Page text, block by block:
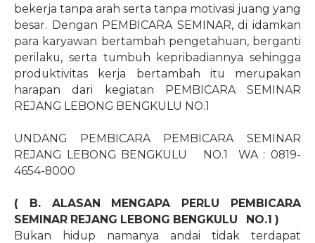
bekerja tanpa arah serta tanpa motivasi juang yang
besar. Dengan PEMBICARA SEMINAR, di idamkan
para karyawan bertambah pengetahuan, berganti
perilaku, serta tumbuh kepribadiannya sehingga
produktivitas kerja bertambah itu merupakan
harapan dari kegiatan PEMBICARA SEMINAR
REJANG LEBONG BENGKULU NO.1
UNDANG PEMBICARA PEMBICARA SEMINAR
REJANG LEBONG BENGKULU NO.1 WA : 0819-
4654-8000
( B. ALASAN MENGAPA PERLU PEMBICARA
SEMINAR REJANG LEBONG BENGKULU NO.1 )
Bukan hidup namanya andai tidak terdapat